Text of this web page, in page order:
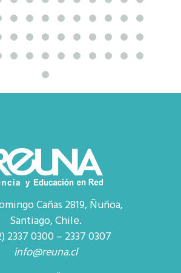
Cañas 2819, Ñuñoa,
Santiago, Chile.
2337 0300 – 2337 0307
info@reuna.cl